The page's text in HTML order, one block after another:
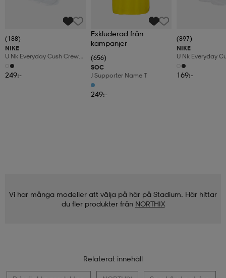
(188)
NIKE
U Nk Everyday Cush Crew
6pr-Bd
249:-
Exkluderad från
kampanjer
(656)
SOC
J Supporter Name T
249:-
(897)
NIKE
U Nk Everyday
3pr
169:-
Vi har många modeller att välja på här på Stadium. Här hittar
du fler produkter från NORTHIX
Relaterat innehåll